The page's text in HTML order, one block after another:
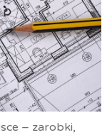
– zarobki,